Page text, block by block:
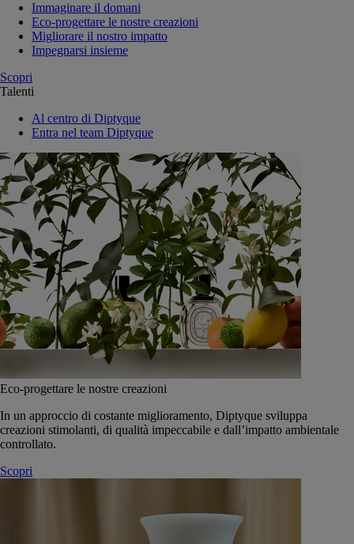
Immaginare il domani
Eco-progettare le nostre creazioni
Migliorare il nostro impatto
Impegnarsi insieme
Scopri
Talenti
Al centro di Diptyque
Entra nel team Diptyque
Eco-progettare le nostre creazioni
In un approccio di costante miglioramento, Diptyque sviluppa
creazioni stimolanti, di qualità impeccabile e dall’impatto ambientale
controllato.
Scopri